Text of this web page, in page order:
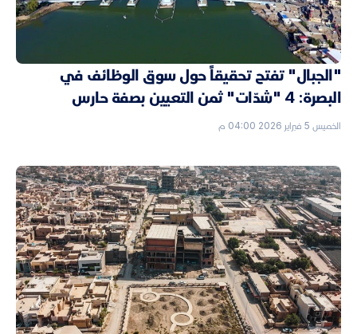
"الجبال" تفتح تحقيقاً حول سوق الوظائف في
البصرة: 4 "شدّات" ثمن التعيين بصفة حارس
الخميس 5 فبراير 2026 04:00 م